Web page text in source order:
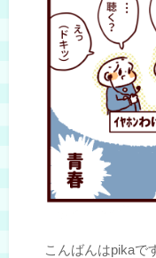
こんばんはpikaで